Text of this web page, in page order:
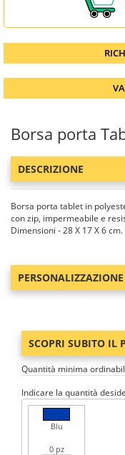
Borsa porta
DESCRIZIONE
Borsa porta tablet in
con zip, impermeabile e
Dimensioni - 28 X 17 X 6
PERSONALIZZAZIONE
SCOPRI SUBITO IL
Quantità minima
Indicare la quantità
Blu
0 pz